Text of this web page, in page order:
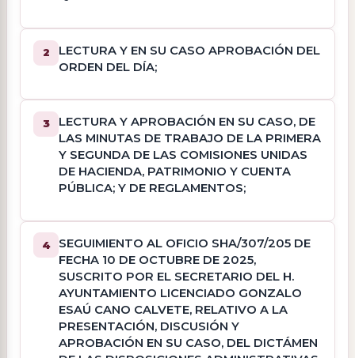
2
LECTURA Y EN SU CASO APROBACIÓN DEL
ORDEN DEL DÍA;
3
LECTURA Y APROBACIÓN EN SU CASO, DE
LAS MINUTAS DE TRABAJO DE LA PRIMERA
Y SEGUNDA DE LAS COMISIONES UNIDAS
DE HACIENDA, PATRIMONIO Y CUENTA
PÚBLICA; Y DE REGLAMENTOS;
4
SEGUIMIENTO AL OFICIO SHA/307/205 DE
FECHA 10 DE OCTUBRE DE 2025,
SUSCRITO POR EL SECRETARIO DEL H.
AYUNTAMIENTO LICENCIADO GONZALO
ESAÚ CANO CALVETE, RELATIVO A LA
PRESENTACIÓN, DISCUSIÓN Y
APROBACIÓN EN SU CASO, DEL DICTÁMEN